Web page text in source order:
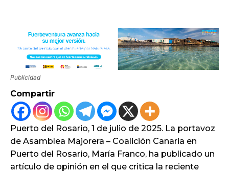
Publicidad
Compartir
Puerto del Rosario, 1 de julio de 2025. La portavoz
de Asamblea Majorera – Coalición Canaria en
Puerto del Rosario, María Franco, ha publicado un
artículo de opinión en el que critica la reciente